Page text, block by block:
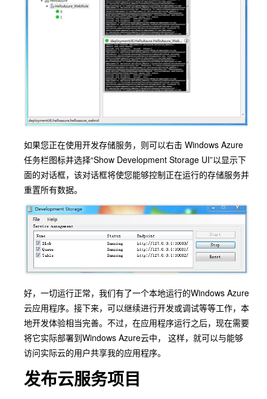
如果您正在使用开发存储服务，则可以右击 Windows Azure
任务栏图标并选择“Show Development Storage UI”以显示下
面的对话框，该对话框将使您能够控制正在运行的存储服务并
重置所有数据。
好，一切运行正常，我们有了一个本地运行的Windows Azure
云应用程序。接下来，可以继续进行开发或调试等等工作，本
地开发体验相当完善。不过，在应用程序运行之后，现在需要
将它实际部署到Windows Azure云中， 这样，就可以与能够
访问实际云的用户共享我的应用程序。
发布云服务项目